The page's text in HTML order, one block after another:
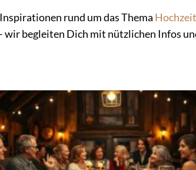
rund um das Thema Hochzeit
begleiten Dich mit nützlichen Infos